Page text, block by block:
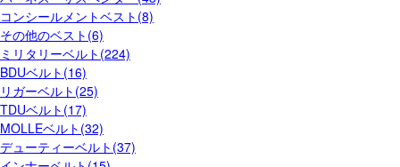
コンシールメントベスト(8)
その他のベスト(6)
ミリタリーベルト(224)
BDUベルト(16)
リガーベルト(25)
TDUベルト(17)
MOLLEベルト(32)
デューティーベルト(37)